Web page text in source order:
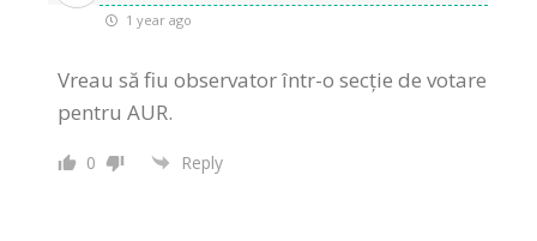
1 year ago
Vreau să fiu observator într-o secție de votare
pentru AUR.
0 Reply